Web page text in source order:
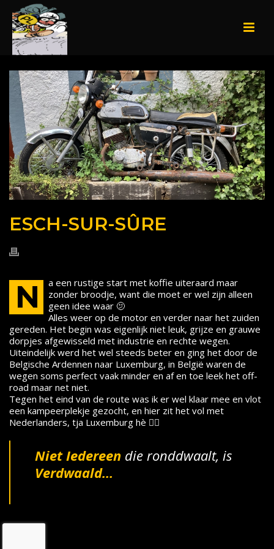
ESCH-SUR-SÛRE
N
a een rustige start met koffie uiteraard maar
zonder broodje, want die moet er wel zijn alleen
geen idee waar 🫤
Alles weer op de motor en verder naar het zuiden
gereden. Het begin was eigenlijk niet leuk, grijze en grauwe
dorpjes afgewisseld met industrie en rechte wegen.
Uiteindelijk werd het wel steeds beter en ging het door de
Belgische Ardennen naar Luxemburg, in België waren de
wegen soms perfect vaak minder en af en toe leek het off-
road maar net niet.
Tegen het eind van de route was ik er wel klaar mee en vlot
een kampeerplekje gezocht, en hier zit het vol met
Nederlanders, tja Luxemburg hè 😮‍💨
Niet Iedereen die ronddwaalt, is
Verdwaald…